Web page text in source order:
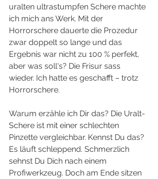
uralten ultrastumpfen Schere machte
ich mich ans Werk. Mit der
Horrorschere dauerte die Prozedur
zwar doppelt so lange und das
Ergebnis war nicht zu 100 % perfekt,
aber was soll's? Die Frisur sass
wieder. Ich hatte es geschafft – trotz
Horrorschere.
Warum erzähle ich Dir das? Die Uralt-
Schere ist mit einer schlechten
Pinzette vergleichbar. Kennst Du das?
Es läuft schleppend. Schmerzlich
sehnst Du Dich nach einem
Profiwerkzeug. Doch am Ende sitzen